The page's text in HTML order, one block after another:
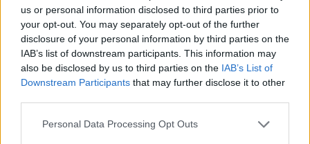
us or personal information disclosed to third parties prior to
your opt-out. You may separately opt-out of the further
disclosure of your personal information by third parties on the
IAB’s list of downstream participants. This information may
also be disclosed by us to third parties on the IAB’s List of
Downstream Participants that may further disclose it to other
Personal Data Processing Opt Outs